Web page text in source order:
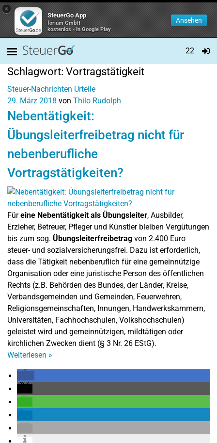
×
SteuerGo App
forium GmbH
kostenlos - In Google Play
Ansehen
22
Schlagwort: Vortragstätigkeit
Steuer-Nachrichten Urteile
29. März 2018 von Thilo Rudolph
Nebentätigkeit:
Übungsleiterfreibetrag nicht für
nebenberufliche
Vortragstätigkeiten?
Füreine Nebentätigkeit als Übungsleiter, Ausbilder,
Erzieher, Betreuer, Pfleger und Künstler bleiben Vergütungen
bis zum sog. Übungsleiterfreibetrag von 2.400 Euro
steuer- und sozialversicherungsfrei. Dazu ist erforderlich,
dass die Tätigkeit nebenberuflich für eine gemeinnützige
Organisation oder eine juristische Person des öffentlichen
Rechts (z.B. Behörden des Bundes, der Länder, Kreise,
Verbandsgemeinden und Gemeinden, Feuerwehren,
Religionsgemeinschaften, Innungen, Handwerkskammern,
Universitäten, Fachhochschulen, Volkshochschulen)
geleistet wird und gemeinnützigen, mildtätigen oder
kirchlichen Zwecken dient (§ 3 Nr. 26 EStG).
Weiterlesen »